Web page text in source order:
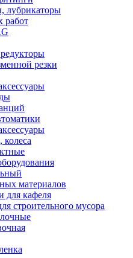
лубрикаторы
работ
резки
колеса
материалов
для кафеля
строительного мусора